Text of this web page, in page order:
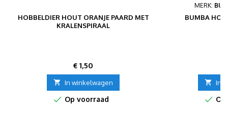
HOBBELDIER HOUT ORANJE PAARD MET
KRALENSPIRAAL
Prijs
€ 1,50
 In winkelwagen
 Op voorraad
MERK:
BUMBA
 In
